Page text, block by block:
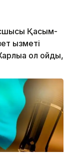
Қасым-
қызметі
қол қойды,